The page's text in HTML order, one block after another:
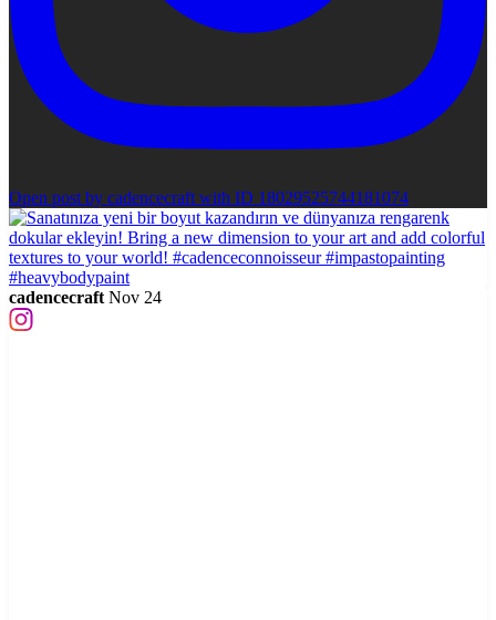
Open post by cadencecraft with ID 18029525744181074
cadencecraft Nov 24